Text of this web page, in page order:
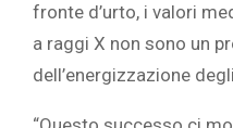
fronte d’urto, i valori
a raggi X non sono un
dell’energizzazione